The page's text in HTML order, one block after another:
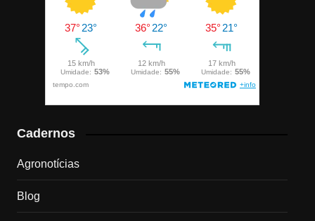
Cadernos
Agronotícias
Blog